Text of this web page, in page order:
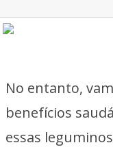
No entanto,
benefícios
essas